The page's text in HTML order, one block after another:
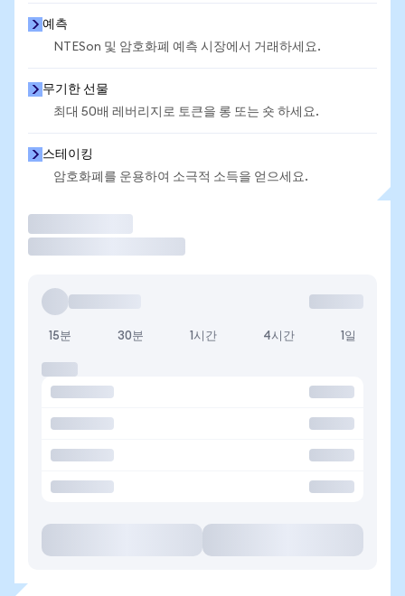
예측
NTESon 및 암호화폐 예측 시장에서 거래하세요.
무기한 선물
최대 50배 레버리지로 토큰을 롱 또는 숏 하세요.
스테이킹
암호화폐를 운용하여 소극적 소득을 얻으세요.
15분 30분 1시간 4시간 1일